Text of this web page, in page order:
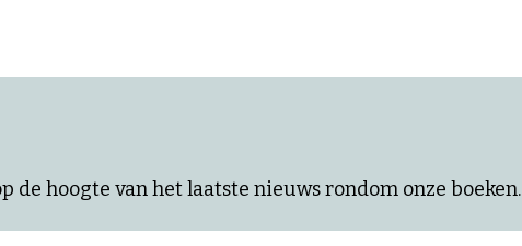
hoogte van het laatste nieuws rondom onze boeken.